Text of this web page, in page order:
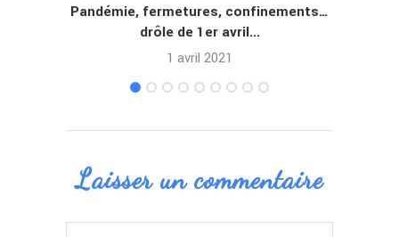
Pandémie, fermetures, confinements…
drôle de 1er avril...
1 avril 2021
Laisser un commentaire